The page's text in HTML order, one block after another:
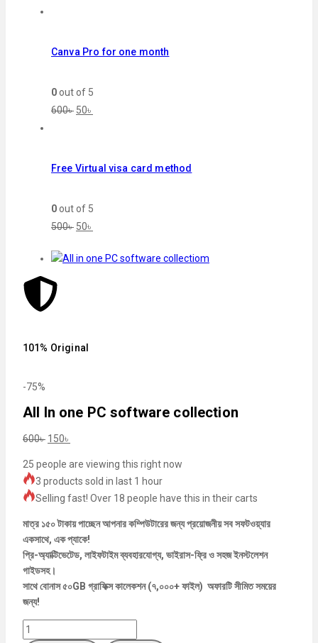
Canva Pro for one month
0out of 5
600৳ 50৳
Free Virtual visa card method
0out of 5
500৳ 50৳
101% Original
-75%
All In one PC software collection
600৳ 150৳
25 people are viewing this right now
3 products sold in last 1 hour
Selling fast! Over 18 people have this in their carts
মাত্র ১৫০ টাকায় পাচ্ছেন আপনার কম্পিউটারের জন্য প্রয়োজনীয় সব সফটওয়্যার
একসাথে, এক প্যাকে!
প্রি-অ্যাক্টিভেটেড, লাইফটাইম ব্যবহারযোগ্য, ভাইরাস-ফ্রি ও সহজ ইনস্টলেশন
গাইডসহ।
সাথে বোনাস ৫০GB গ্রাফিক্স কালেকশন (৭,০০০+ ফাইল) অফারটি সীমিত সময়ের
জন্য!